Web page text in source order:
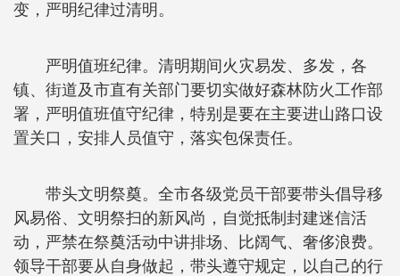
变，严明纪律过清明。
严明值班纪律。清明期间火灾易发、多发，各
镇、街道及市直有关部门要切实做好森林防火工作部
署，严明值班值守纪律，特别是要在主要进山路口设
置关口，安排人员值守，落实包保责任。
带头文明祭奠。全市各级党员干部要带头倡导移
风易俗、文明祭扫的新风尚，自觉抵制封建迷信活
动，严禁在祭奠活动中讲排场、比阔气、奢侈浪费。
领导干部要从自身做起，带头遵守规定，以自己的行